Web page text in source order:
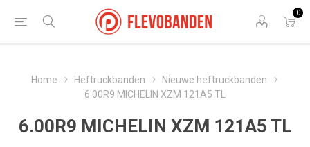
0
Home Heftruckbanden
Nieuwe heftruckbanden
6.00R9 MICHELIN XZM 121A5 TL
6.00R9 MICHELIN XZM 121A5 TL